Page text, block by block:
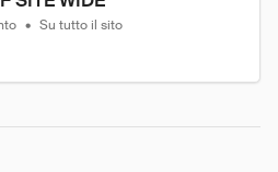
• Su tutto il sito